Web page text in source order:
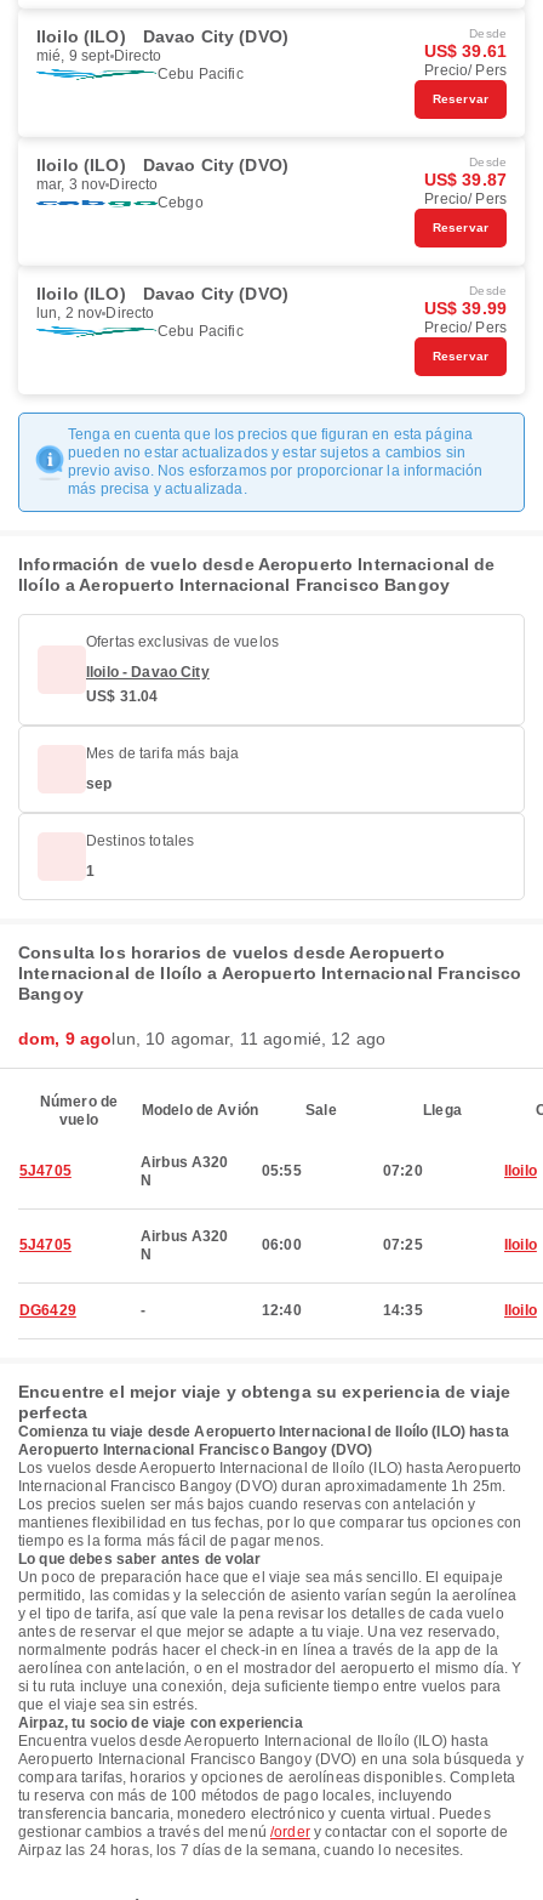
Iloilo (ILO) Davao City (DVO)
mié, 9 sept Directo
Cebu Pacific
Desde
US$ 39.61
Precio/ Pers
Reservar
Iloilo (ILO) Davao City (DVO)
mar, 3 nov Directo
Cebgo
Desde
US$ 39.87
Precio/ Pers
Reservar
Iloilo (ILO) Davao City (DVO)
lun, 2 nov Directo
Cebu Pacific
Desde
US$ 39.99
Precio/ Pers
Reservar
Tenga en cuenta que los precios que figuran en esta página
pueden no estar actualizados y estar sujetos a cambios sin
previo aviso. Nos esforzamos por proporcionar la información
más precisa y actualizada.
Información de vuelo desde Aeropuerto Internacional de
Iloílo a Aeropuerto Internacional Francisco Bangoy
Ofertas exclusivas de vuelos
Iloilo - Davao City
US$ 31.04
Mes de tarifa más baja
sep
Destinos totales
1
Consulta los horarios de vuelos desde Aeropuerto
Internacional de Iloílo a Aeropuerto Internacional Francisco
Bangoy
dom, 9 agolun, 10 agomar, 11 agomié, 12 ago
Número de
vuelo
Modelo de Avión Sale Llega
5J4705
Airbus A320
N
05:55 07:20 Iloilo
5J4705
Airbus A320
N
06:00 07:25 Iloilo
DG6429 - 12:40 14:35 Iloilo
Encuentre el mejor viaje y obtenga su experiencia de viaje
perfecta
Comienza tu viaje desde Aeropuerto Internacional de Iloílo (ILO) hasta
Aeropuerto Internacional Francisco Bangoy (DVO)
Los vuelos desde Aeropuerto Internacional de Iloílo (ILO) hasta Aeropuerto
Internacional Francisco Bangoy (DVO) duran aproximadamente 1h 25m.
Los precios suelen ser más bajos cuando reservas con antelación y
mantienes flexibilidad en tus fechas, por lo que comparar tus opciones con
tiempo es la forma más fácil de pagar menos.
Lo que debes saber antes de volar
Un poco de preparación hace que el viaje sea más sencillo. El equipaje
permitido, las comidas y la selección de asiento varían según la aerolínea
y el tipo de tarifa, así que vale la pena revisar los detalles de cada vuelo
antes de reservar el que mejor se adapte a tu viaje. Una vez reservado,
normalmente podrás hacer el check-in en línea a través de la app de la
aerolínea con antelación, o en el mostrador del aeropuerto el mismo día. Y
si tu ruta incluye una conexión, deja suficiente tiempo entre vuelos para
que el viaje sea sin estrés.
Airpaz, tu socio de viaje con experiencia
Encuentra vuelos desde Aeropuerto Internacional de Iloílo (ILO) hasta
Aeropuerto Internacional Francisco Bangoy (DVO) en una sola búsqueda y
compara tarifas, horarios y opciones de aerolíneas disponibles. Completa
tu reserva con más de 100 métodos de pago locales, incluyendo
transferencia bancaria, monedero electrónico y cuenta virtual. Puedes
gestionar cambios a través del menú/ordery contactar con el soporte de
Airpaz las 24 horas, los 7 días de la semana, cuando lo necesites.